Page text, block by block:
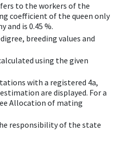
to the workers of the
coefficient of the queen only
and is 0.45 %.
breeding values and
using the given
with a registered 4a,
are displayed. For a
Allocation of mating
responsibility of the state